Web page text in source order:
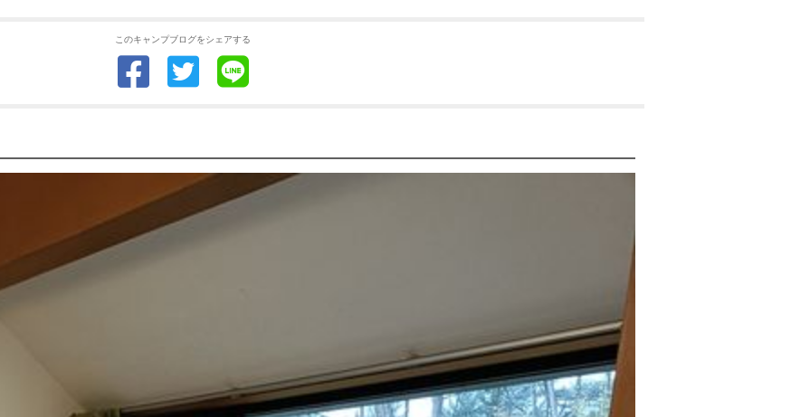
このキャンプブログをシェアする